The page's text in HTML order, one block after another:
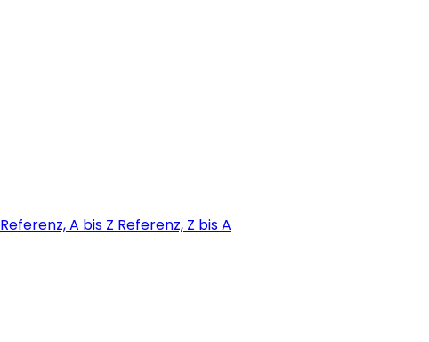
Referenz, A bis Z Referenz, Z bis A